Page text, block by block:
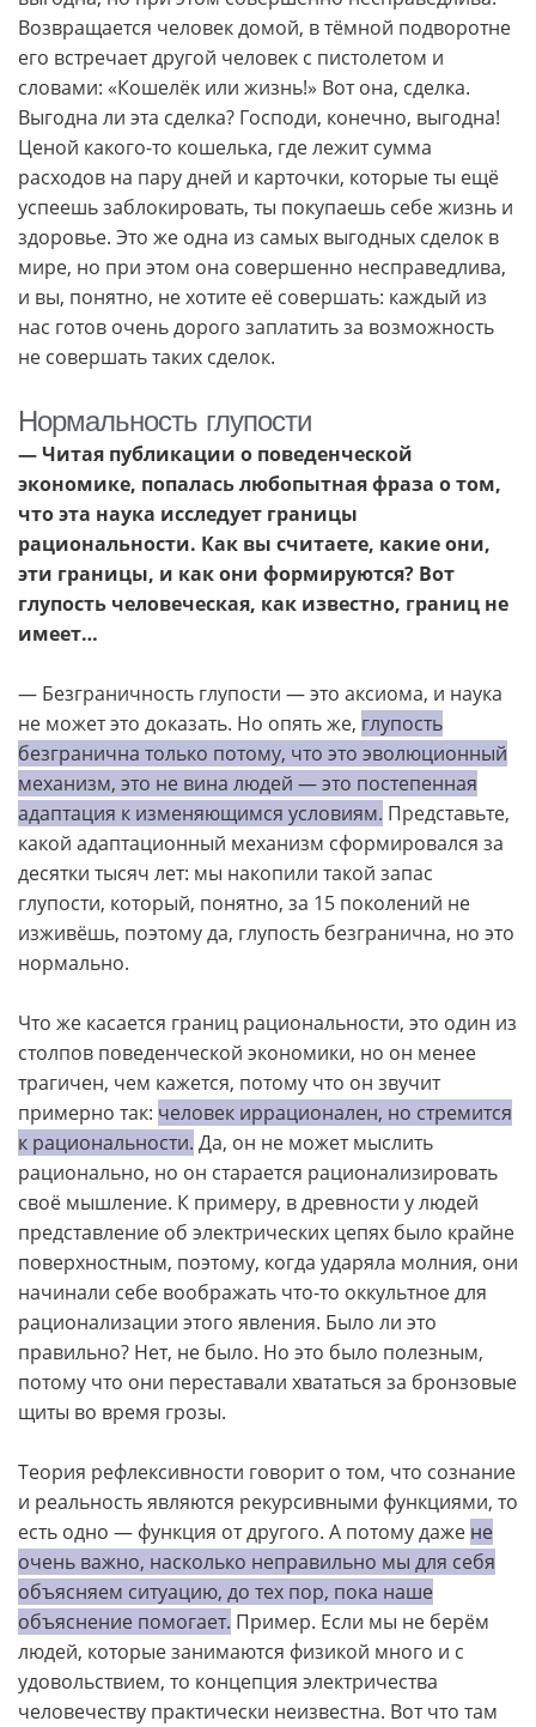
Возвращается человек домой, в тёмной подворотне
его встречает другой человек с пистолетом и
словами: «Кошелёк или жизнь!» Вот она, сделка.
Выгодна ли эта сделка? Господи, конечно, выгодна!
Ценой какого-то кошелька, где лежит сумма
расходов на пару дней и карточки, которые ты ещё
успеешь заблокировать, ты покупаешь себе жизнь и
здоровье. Это же одна из самых выгодных сделок в
мире, но при этом она совершенно несправедлива,
и вы, понятно, не хотите её совершать: каждый из
нас готов очень дорого заплатить за возможность
не совершать таких сделок.
Нормальность глупости
— Читая публикации о поведенческой
экономике, попалась любопытная фраза о том,
что эта наука исследует границы
рациональности. Как вы считаете, какие они,
эти границы, и как они формируются? Вот
глупость человеческая, как известно, границ не
имеет…
— Безграничность глупости — это аксиома, и наука
не может это доказать. Но опять же, глупость
безгранична только потому, что это эволюционный
механизм, это не вина людей — это постепенная
адаптация к изменяющимся условиям. Представьте,
какой адаптационный механизм сформировался за
десятки тысяч лет: мы накопили такой запас
глупости, который, понятно, за 15 поколений не
изживёшь, поэтому да, глупость безгранична, но это
нормально.
Что же касается границ рациональности, это один из
столпов поведенческой экономики, но он менее
трагичен, чем кажется, потому что он звучит
примерно так: человек иррационален, но стремится
к рациональности. Да, он не может мыслить
рационально, но он старается рационализировать
своё мышление. К примеру, в древности у людей
представление об электрических цепях было крайне
поверхностным, поэтому, когда ударяла молния, они
начинали себе воображать что-то оккультное для
рационализации этого явления. Было ли это
правильно? Нет, не было. Но это было полезным,
потому что они переставали хвататься за бронзовые
щиты во время грозы.
Теория рефлексивности говорит о том, что сознание
и реальность являются рекурсивными функциями, то
есть одно — функция от другого. А потому даже не
очень важно, насколько неправильно мы для себя
объясняем ситуацию, до тех пор, пока наше
объяснение помогает. Пример. Если мы не берём
людей, которые занимаются физикой много и с
удовольствием, то концепция электричества
человечеству практически неизвестна. Вот что там